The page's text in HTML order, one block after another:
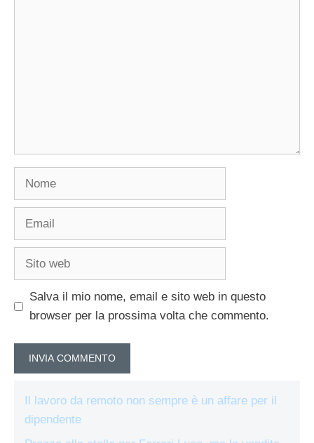
Nome
Email
Sito
Salva il mio nome, email e sito web in questo
browser per la prossima volta che commento.
Il lavoro da remoto non sempre è un affare per il
dipendente